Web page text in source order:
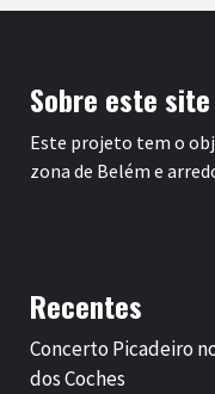
Sobre este site
Este projeto tem o
zona de Belém e
Recentes
Concerto Picadeiro
dos Coches